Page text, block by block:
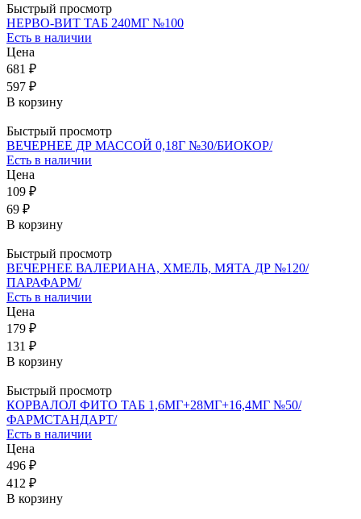
Быстрый просмотр
НЕРВО-ВИТ ТАБ 240МГ №100
Есть в наличии
Цена
681 ₽
597 ₽
В корзину
Быстрый просмотр
ВЕЧЕРНЕЕ ДР МАССОЙ 0,18Г №30/БИОКОР/
Есть в наличии
Цена
109 ₽
69 ₽
В корзину
Быстрый просмотр
ВЕЧЕРНЕЕ ВАЛЕРИАНА, ХМЕЛЬ, МЯТА ДР №120/
ПАРАФАРМ/
Есть в наличии
Цена
179 ₽
131 ₽
В корзину
Быстрый просмотр
КОРВАЛОЛ ФИТО ТАБ 1,6МГ+28МГ+16,4МГ №50/
ФАРМСТАНДАРТ/
Есть в наличии
Цена
496 ₽
412 ₽
В корзину